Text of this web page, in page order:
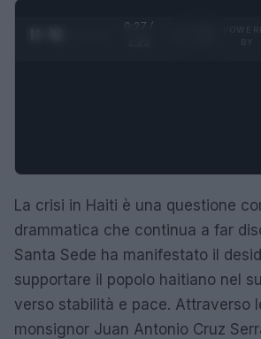
0:28 /
La crisi in Haiti è una questione
drammatica che continua a far
Santa Sede ha manifestato il
supportare il popolo haitiano nel
verso stabilità e pace. Attraverso
monsignor Juan Antonio Cruz